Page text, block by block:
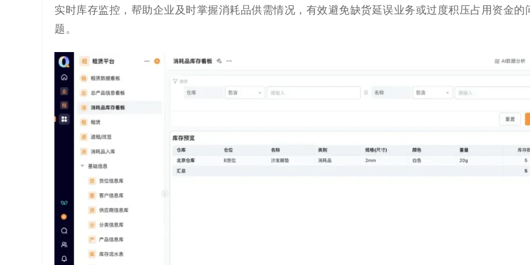
实时库存监控，帮助企业及时掌握消耗品供需情况，有效避免缺货延误业务或过度积压占用资金的
题。